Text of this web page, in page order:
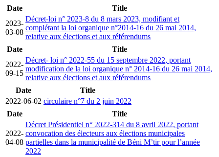
Date
Title
2023-
03-08
Décret-loi n° 2023-8 du 8 mars 2023, modifiant et
complétant la loi organique n°2014-16 du 26 mai 2014,
relative aux élections et aux référendums
Date
Title
2022-
09-15
Décret- loi n° 2022-55 du 15 septembre 2022, portant
modification de la loi organique n° 2014-16 du 26 mai 2014,
relative aux élections et aux référendums
Date
Title
2022-06-02 circulaire n°7 du 2 juin 2022
Date
Title
2022-
04-08
Décret Présidentiel n° 2022-314 du 8 avril 2022, portant
convocation des électeurs aux élections municipales
partielles dans la municipalité de Béni M’tir pour l’année
2022